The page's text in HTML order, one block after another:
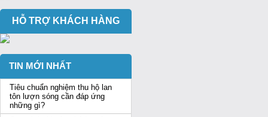
HỖ TRỢ KHÁCH HÀNG
TIN MỚI NHẤT
Tiêu chuẩn nghiệm thu hộ lan
tôn lượn sóng cần đáp ứng
những gì?